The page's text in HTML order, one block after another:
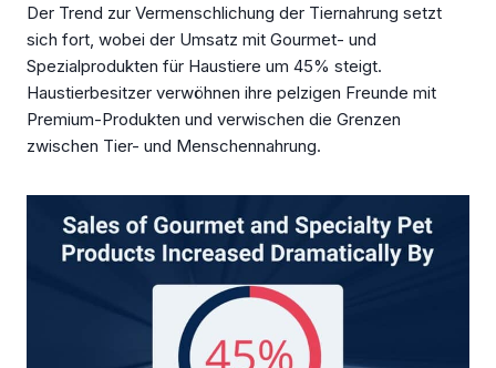
Der Trend zur Vermenschlichung der Tiernahrung setzt
sich fort, wobei der Umsatz mit Gourmet- und
Spezialprodukten für Haustiere um 45% steigt.
Haustierbesitzer verwöhnen ihre pelzigen Freunde mit
Premium-Produkten und verwischen die Grenzen
zwischen Tier- und Menschennahrung.